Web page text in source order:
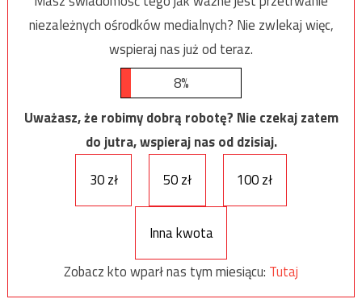
niezależnych ośrodków medialnych? Nie zwlekaj więc,
wspieraj nas już od teraz.
8%
Uważasz, że robimy dobrą robotę? Nie czekaj zatem
do jutra, wspieraj nas od dzisiaj.
30 zł
50 zł 100 zł
Inna kwota
Zobacz kto wparł nas tym miesiącu: Tutaj